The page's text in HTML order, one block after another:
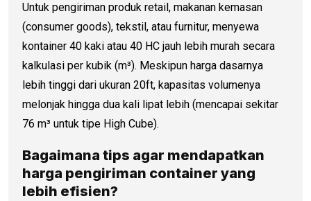
Untuk pengiriman produk retail, makanan kemasan
(consumer goods), tekstil, atau furnitur, menyewa
kontainer 40 kaki atau 40 HC jauh lebih murah secara
kalkulasi per kubik (m³). Meskipun harga dasarnya
lebih tinggi dari ukuran 20ft, kapasitas volumenya
melonjak hingga dua kali lipat lebih (mencapai sekitar
76 m³ untuk tipe High Cube).
Bagaimana tips agar mendapatkan
harga pengiriman container yang
lebih efisien?